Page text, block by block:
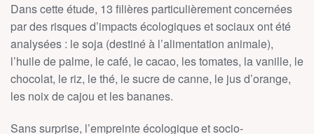
Dans cette étude, 13 filières particulièrement concernées
par des risques d’impacts écologiques et sociaux ont été
analysées : le soja (destiné à l’alimentation animale),
l’huile de palme, le café, le cacao, les tomates, la vanille, le
chocolat, le riz, le thé, le sucre de canne, le jus d’orange,
les noix de cajou et les bananes.
Sans surprise, l’empreinte écologique et socio-